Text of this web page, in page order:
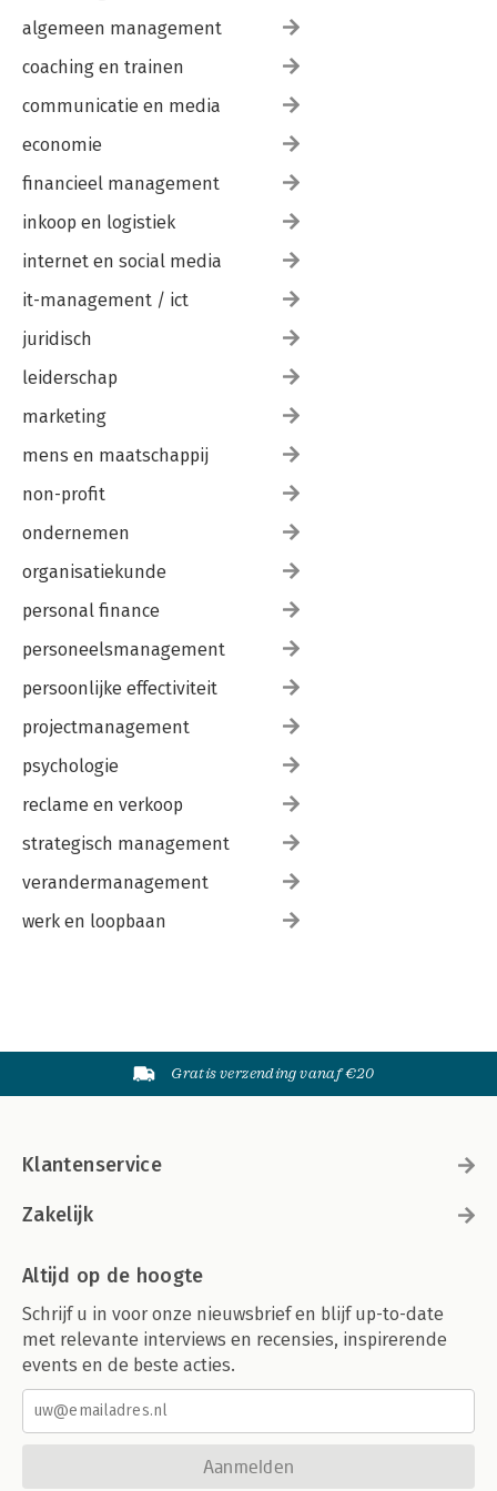
7.4.4 De rapportagevorm 182
7.4.5 De rapportagefrequentie 185
7.4.6 Het digitale dashboard 186
Bijlage 1. Basislijst kengetallen 189
191
Literatuur 203
Auteur 205
Trefwoordenregister 207
algemeen management
coaching en trainen
communicatie en media
economie
financieel management
inkoop en logistiek
internet en social media
it-management / ict
juridisch
leiderschap
marketing
mens en maatschappij
non-profit
ondernemen
organisatiekunde
personal finance
personeelsmanagement
persoonlijke effectiviteit
projectmanagement
psychologie
reclame en verkoop
strategisch management
verandermanagement
werk en loopbaan
Gratis verzending vanaf €20
Klantenservice
Zakelijk
Altijd op de hoogte
Schrijf u in voor onze nieuwsbrief en blijf up-to-date
met relevante interviews en recensies, inspirerende
events en de beste acties.
Aanmelden